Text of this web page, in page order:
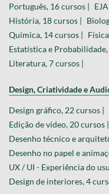
Português, 16 cursos |
História, 18 cursos |
Química, 14 cursos |
Estatística e
Literatura, 7 cursos |
Design, Criatividade e
Design gráfico, 22 cursos |
Edição de vídeo, 20 cursos |
Desenho técnico e
Desenho no papel e
UX / UI - Experiência do
Design de interiores, 4